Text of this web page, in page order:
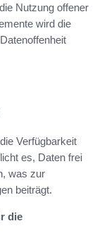
Nutzung offener
wird die
Verfügbarkeit
es, Daten frei
was zur
beiträgt.
die